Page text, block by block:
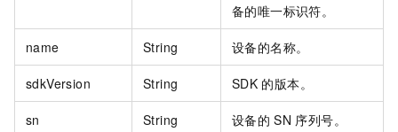
备的唯一标识符。
name String 设备的名称。
sdkVersion String SDK 的版本。
sn String 设备的 SN 序列号。